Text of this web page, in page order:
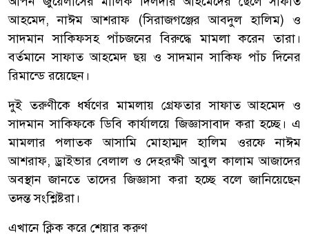
আহমেদ, নাঈম আশরাফ (সিরাজগঞ্জের আবদুল হালিম) ও
সাদমান সাকিফসহ পাঁচজনের বিরুদ্ধে মামলা করেন তারা।
বর্তমানে সাফাত আহমেদ ছয় ও সাদমান সাকিফ পাঁচ দিনের
রিমান্ডে রয়েছেন।
দুই তরুণীকে ধর্ষণের মামলায় গ্রেফতার সাফাত আহমেদ ও
সাদমান সাকিফকে ডিবি কার্যালয়ে জিজ্ঞাসাবাদ করা হচ্ছে। এ
মামলার পলাতক আসামি মোহাম্মদ হালিম ওরফে নাঈম
আশরাফ, ড্রাইভার বেলাল ও দেহরক্ষী আবুল কালাম আজাদের
অবস্থান জানতে তাদের জিজ্ঞাসা করা হচ্ছে বলে জানিয়েছেন
তদন্ত সংশ্লিষ্টরা।
এখানে ক্লিক করে শেয়ার করুণ